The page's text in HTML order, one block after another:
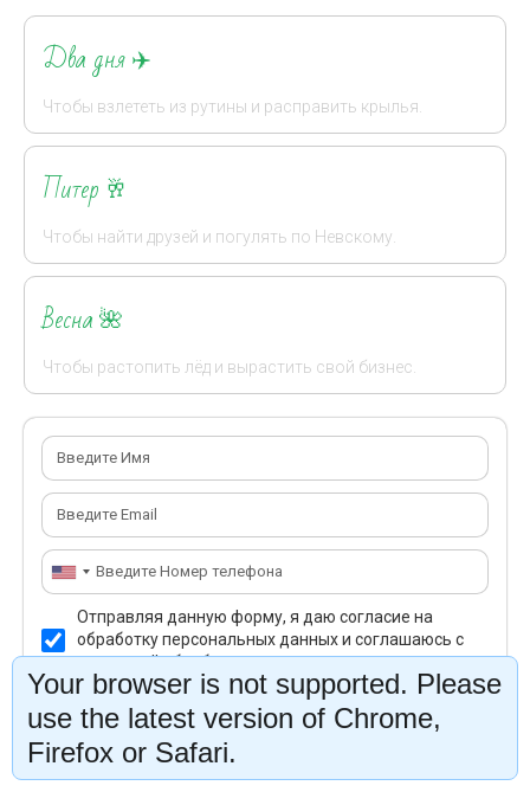
Два дня✈️
Чтобы взлететь из рутины и расправить крылья.
Питер 🥂
Чтобы найти друзей и погулять по Невскому.
Весна🌺
Чтобы растопить лёд и вырастить свой бизнес.
Отправляя данную форму, я даю согласие на
обработку персональных данных и соглашаюсь с
политикой обработки персональных данных
Приехать на живую встречу
Your browser is not supported. Please
use the latest version of Chrome,
Firefox or Safari.